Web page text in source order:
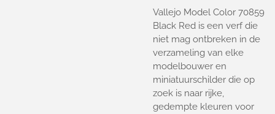
Vallejo Model Color 70859
Black Red is een verf die
niet mag ontbreken in de
verzameling van elke
modelbouwer en
miniatuurschilder die op
zoek is naar rijke,
gedempte kleuren voor